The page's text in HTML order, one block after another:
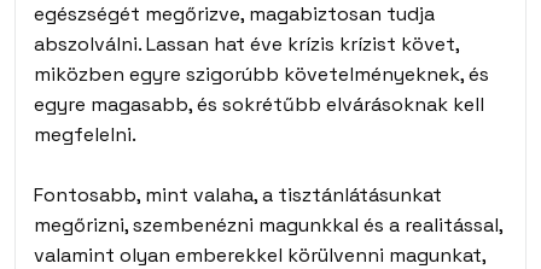
egészségét megőrizve, magabiztosan tudja
abszolválni. Lassan hat éve krízis krízist követ,
miközben egyre szigorúbb követelményeknek, és
egyre magasabb, és sokrétűbb elvárásoknak kell
megfelelni.
Fontosabb, mint valaha, a tisztánlátásunkat
megőrizni, szembenézni magunkkal és a realitással,
valamint olyan emberekkel körülvenni magunkat,